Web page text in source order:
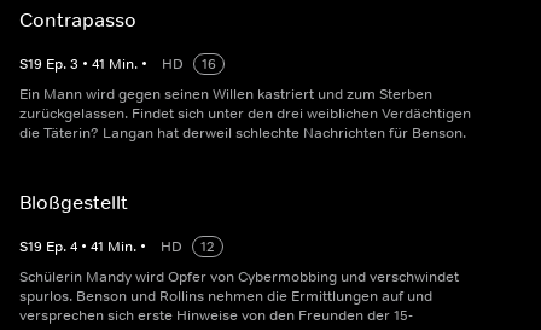
Contrapasso
S19 Ep.3 • 41 Min. • HD
16
Ein Mann wird gegen seinen Willen kastriert und zum Sterben
zurückgelassen. Findet sich unter den drei weiblichen Verdächtigen
die Täterin? Langan hat derweil schlechte Nachrichten für Benson.
Bloßgestellt
S19 Ep.4 • 41 Min. • HD
12
Schülerin Mandy wird Opfer von Cybermobbing und verschwindet
spurlos. Benson und Rollins nehmen die Ermittlungen auf und
versprechen sich erste Hinweise von den Freunden der 15-